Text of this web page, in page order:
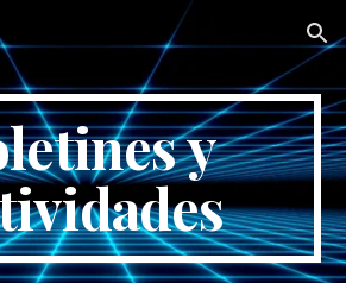
Skip to navigation
y